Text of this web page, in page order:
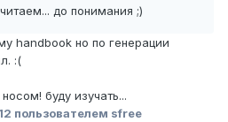
до понимания ;)
handbook но по генерации
:(
буду изучать...
пользователем sfree